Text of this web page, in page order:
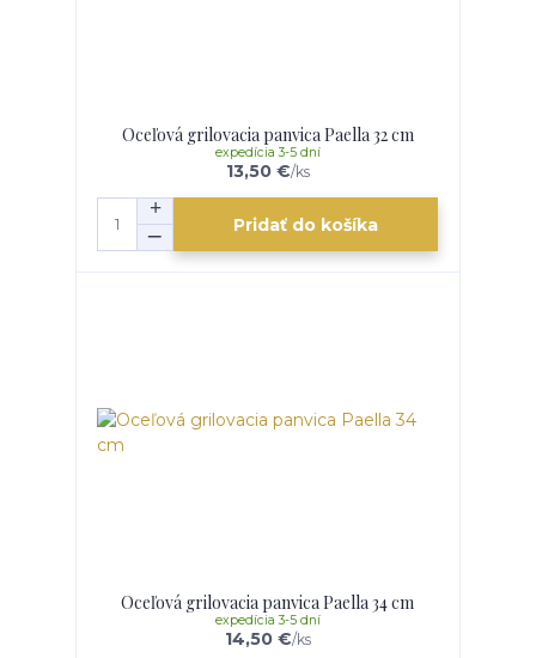
Oceľová grilovacia panvica Paella 32 cm
13,50 €/ks
expedícia 3-5 dní
Pridať do košíka
Oceľová grilovacia panvica Paella 34 cm
14,50 €/ks
expedícia 3-5 dní